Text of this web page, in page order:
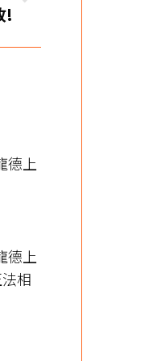
!
德上
德上
相